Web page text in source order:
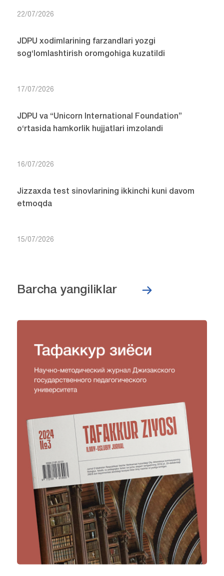
22/07/2026
JDPU xodimlarining farzandlari yozgi
sog‘lomlashtirish oromgohiga kuzatildi
17/07/2026
JDPU va “Unicorn International Foundation”
o‘rtasida hamkorlik hujjatlari imzolandi
16/07/2026
Jizzaxda test sinovlarining ikkinchi kuni davom
etmoqda
15/07/2026
Barcha yangiliklar